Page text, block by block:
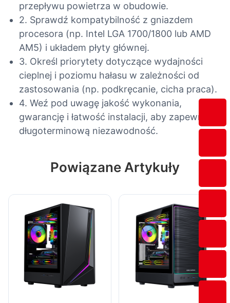
przepływu powietrza w obudowie.
2. Sprawdź kompatybilność z gniazdem
procesora (np. Intel LGA 1700/1800 lub AMD
AM5) i układem płyty głównej.
3. Określ priorytety dotyczące wydajności
cieplnej i poziomu hałasu w zależności od
zastosowania (np. podkręcanie, cicha praca).
4. Weź pod uwagę jakość wykonania,
gwarancję i łatwość instalacji, aby zapewnić
długoterminową niezawodność.
Powiązane Artykuły